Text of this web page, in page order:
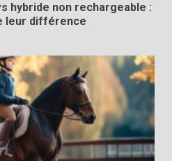
hybride non rechargeable :
leur différence